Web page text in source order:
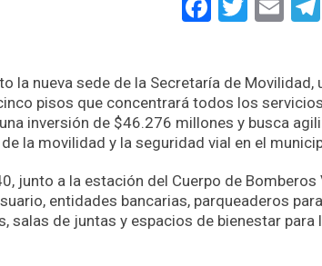
la nueva sede de la Secretaría de Movilidad,
pisos que concentrará todos los
inversión de $46.276 millones y busca
la movilidad y la seguridad vial en el
junto a la estación del Cuerpo de
entidades bancarias, parqueaderos
de juntas y espacios de bienestar para